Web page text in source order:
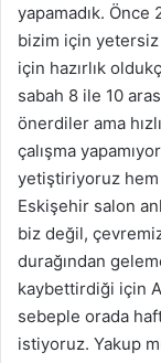
yapamadık. Önce
bizim için yetersiz
için hazırlık
sabah 8 ile 10
önerdiler ama
çalışma
yetiştiriyoruz hem
Eskişehir salon
biz değil,
durağından
kaybettirdiği için
sebeple orada
istiyoruz. Yakup